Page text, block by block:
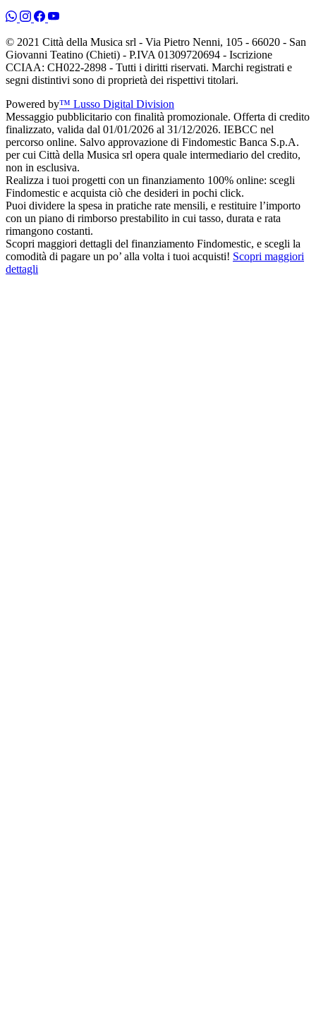
© 2021 Città della Musica srl - Via Pietro Nenni, 105 - 66020 - San
Giovanni Teatino (Chieti) - P.IVA 01309720694 - Iscrizione
CCIAA: CH022-2898 - Tutti i diritti riservati. Marchi registrati e
segni distintivi sono di proprietà dei rispettivi titolari.
Powered by™ Lusso Digital Division
Messaggio pubblicitario con finalità promozionale. Offerta di credito
finalizzato, valida dal 01/01/2026 al 31/12/2026. IEBCC nel
percorso online. Salvo approvazione di Findomestic Banca S.p.A.
per cui Città della Musica srl opera quale intermediario del credito,
non in esclusiva.
Realizza i tuoi progetti con un finanziamento 100% online: scegli
Findomestic e acquista ciò che desideri in pochi click.
Puoi dividere la spesa in pratiche rate mensili, e restituire l’importo
con un piano di rimborso prestabilito in cui tasso, durata e rata
rimangono costanti.
Scopri maggiori dettagli del finanziamento Findomestic, e scegli la
comodità di pagare un po’ alla volta i tuoi acquisti! Scopri maggiori
dettagli